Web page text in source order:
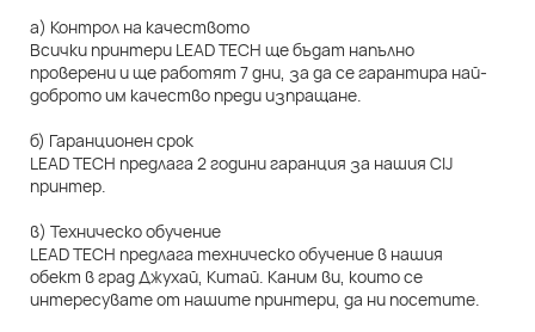
а) Контрол на качеството
Всички принтери LEAD TECH ще бъдат напълно
проверени и ще работят 7 дни, за да се гарантира най-
доброто им качество преди изпращане.
б) Гаранционен срок
LEAD TECH предлага 2 години гаранция за нашия CIJ
принтер.
в) Техническо обучение
LEAD TECH предлага техническо обучение в нашия
обект в град Джухай, Китай. Каним ви, които се
интересувате от нашите принтери, да ни посетите.